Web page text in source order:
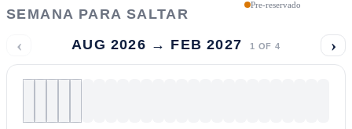
SEMANA PARA SALTAR
Pre-reservado
‹ AUG 2026 → FEB 2027 1 OF 4 ›